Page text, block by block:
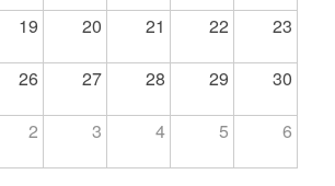
19 20 21 22 23
26 27 28 29 30
2 3 4 5 6